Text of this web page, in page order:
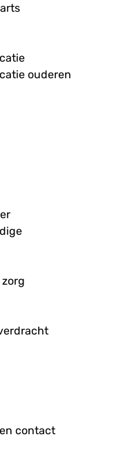
ouderen
contact